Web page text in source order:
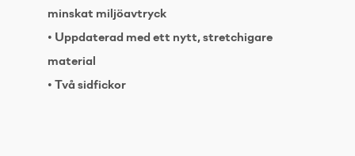
minskat miljöavtryck
• Uppdaterad med ett nytt, stretchigare
material
• Två sidfickor